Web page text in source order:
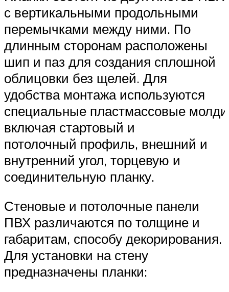
с вертикальными продольными
перемычками между ними. По
длинным сторонам расположены
шип и паз для создания сплошной
облицовки без щелей. Для
удобства монтажа используются
специальные пластмассовые
включая стартовый и
потолочный профиль, внешний и
внутренний угол, торцевую и
соединительную планку.
Стеновые и потолочные панели
ПВХ различаются по толщине и
габаритам, способу декорирования.
Для установки на стену
предназначены планки: